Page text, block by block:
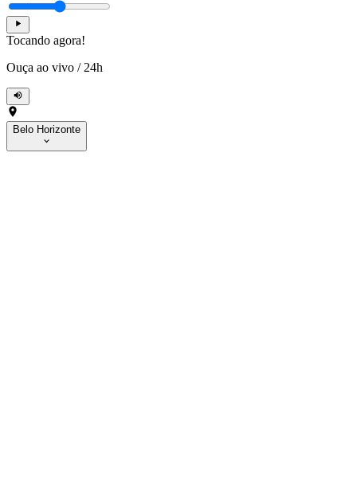
Tocando agora!
Ouça ao vivo / 24h
Belo Horizonte